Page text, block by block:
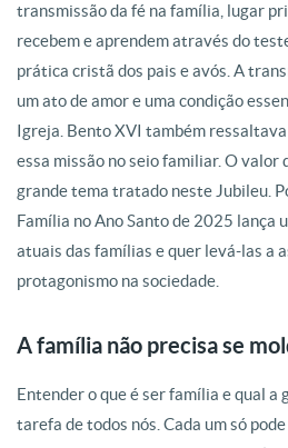
transmissão da fé na família, lugar
recebem e aprendem através do
prática cristã dos pais e avós. A
um ato de amor e uma condição
Igreja. Bento XVI também
essa missão no seio familiar. O valor
grande tema tratado neste Jubileu.
Família no Ano Santo de 2025 lança
atuais das famílias e quer levá-las a
protagonismo na sociedade.
A família não precisa se
Entender o que é ser família e qual a
tarefa de todos nós. Cada um só